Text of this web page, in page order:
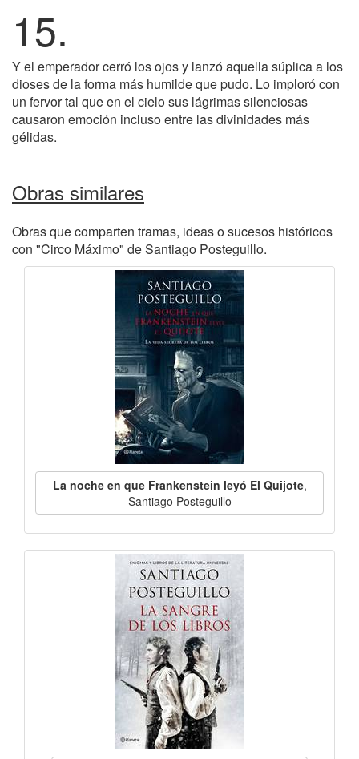
15.
Y el emperador cerró los ojos y lanzó aquella súplica a los
dioses de la forma más humilde que pudo. Lo imploró con
un fervor tal que en el cielo sus lágrimas silenciosas
causaron emoción incluso entre las divinidades más
gélidas.
Obras similares
Obras que comparten tramas, ideas o sucesos históricos
con "Circo Máximo" de Santiago Posteguillo.
La noche en que Frankenstein leyó El Quijote,
Santiago Posteguillo